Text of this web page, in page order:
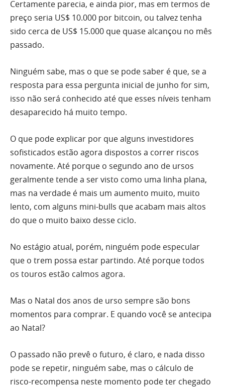
Certamente parecia, e ainda pior, mas em termos de
preço seria US$ 10.000 por bitcoin, ou talvez tenha
sido cerca de US$ 15.000 que quase alcançou no mês
passado.
Ninguém sabe, mas o que se pode saber é que, se a
resposta para essa pergunta inicial de junho for sim,
isso não será conhecido até que esses níveis tenham
desaparecido há muito tempo.
O que pode explicar por que alguns investidores
sofisticados estão agora dispostos a correr riscos
novamente. Até porque o segundo ano de ursos
geralmente tende a ser visto como uma linha plana,
mas na verdade é mais um aumento muito, muito
lento, com alguns mini-bulls que acabam mais altos
do que o muito baixo desse ciclo.
No estágio atual, porém, ninguém pode especular
que o trem possa estar partindo. Até porque todos
os touros estão calmos agora.
Mas o Natal dos anos de urso sempre são bons
momentos para comprar. E quando você se antecipa
ao Natal?
O passado não prevê o futuro, é claro, e nada disso
pode se repetir, ninguém sabe, mas o cálculo de
risco-recompensa neste momento pode ter chegado